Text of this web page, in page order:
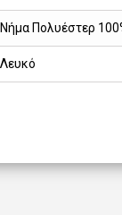
Νήμα Πολυέστερ
Λευκό